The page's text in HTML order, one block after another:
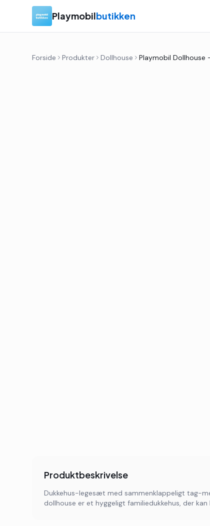
Playmobilbutikken
Forside Produkter Dollhouse
Produktbeskrivelse
Dukkehus-legesæt med sammenklappeligt tag-
dollhouse er et hyggeligt familiedukkehus, der